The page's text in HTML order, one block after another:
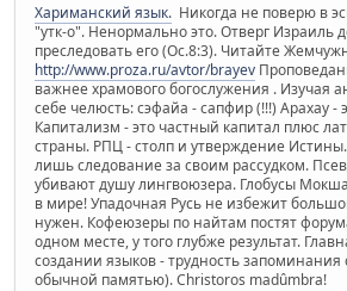
Хариманский язык. Никогда не поверю в
"утк-о". Ненормально это. Отверг Израиль
преследовать его (Ос.8:3). Читайте
http://www.proza.ru/avtor/brayev
важнее храмового богослужения . Изучая
себе челюсть: сэфайа - сапфир (!!!) Арахау -
Капитализм - это частный капитал плюс
страны. РПЦ - столп и утверждение Истины.
лишь следование за своим рассудком.
убивают душу лингвоюзера. Глобусы
в мире! Упадочная Русь не избежит
нужен. Кофеюзеры по найтам постят
одном месте, у того глубже результат.
создании языков - трудность запоминания
обычной памятью). Christoros madûmbra!